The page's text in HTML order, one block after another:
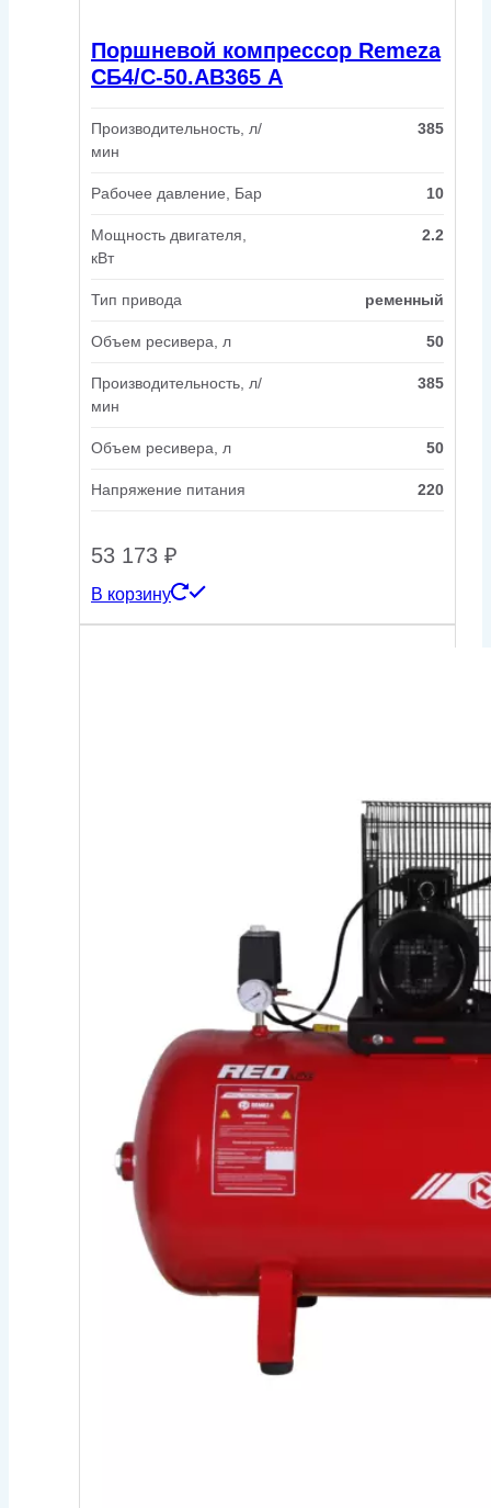
Поршневой компрессор Remeza
СБ4/С-50.АВ365 A
Производительность, л/
мин
385
Рабочее давление, Бар 10
Мощность двигателя,
кВт
2.2
Тип привода ременный
Объем ресивера, л 50
Производительность, л/
мин
385
Объем ресивера, л 50
Напряжение питания 220
53 173 ₽
В корзину